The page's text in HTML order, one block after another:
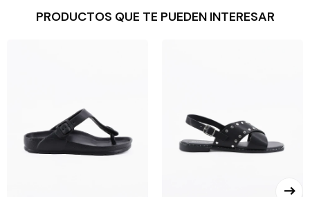
PRODUCTOS QUE TE PUEDEN INTERESAR